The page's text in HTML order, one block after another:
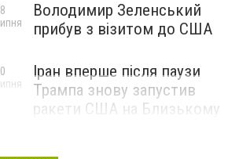
Володимир Зеленський
прибув з візитом до США
Іран вперше після паузи
Трампа знову запустив
ракети США на Близькому